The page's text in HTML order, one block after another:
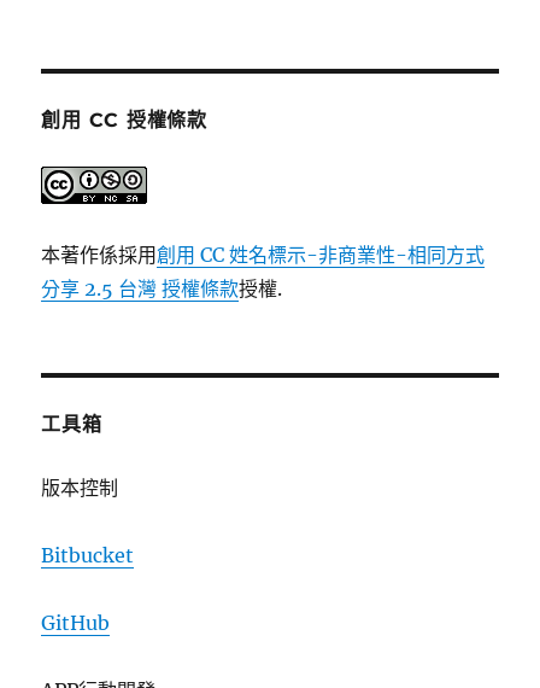
創用 CC 授權條款
本著作係採用創用 CC 姓名標示-非商業性-相同方式
分享 2.5 台灣 授權條款授權.
工具箱
版本控制
Bitbucket
GitHub